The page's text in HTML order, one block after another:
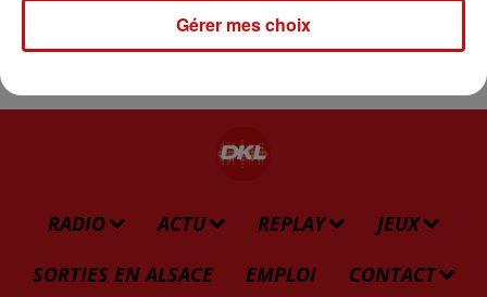
RADIO ACTU REPLAY
JEUX
SORTIES EN ALSACE
EMPLOI CONTACT
Gérer mes choix